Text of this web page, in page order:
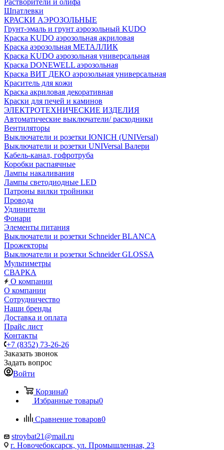
Растворители и олифа
Шпатлевки
КРАСКИ АЭРОЗОЛЬНЫЕ
Грунт-эмаль и грунт аэрозольный KUDO
Краска KUDO аэрозольная акриловая
Краска аэрозольная МЕТАЛЛИК
Краска KUDO аэрозольная универсальная
Краска DONEWELL аэрозольная
Краска ВИТ ДЕКО аэрозольная универсальная
Краситель для кожи
Краска акриловая декоративная
Краски для печей и каминов
ЭЛЕКТРОТЕХНИЧЕСКИЕ ИЗДЕЛИЯ
Автоматические выключатели/ расходники
Вентиляторы
Выключатели и розетки IONICH (UNIVersal)
Выключатели и розетки UNIVersal Валери
Кабель-канал, гофротруба
Коробки распаячные
Лампы накаливания
Лампы светодиодные LED
Патроны вилки тройники
Провода
Удлинители
Фонари
Элементы питания
Выключатели и розетки Schneider BLANCA
Прожекторы
Выключатели и розетки Schneider GLOSSA
Мультиметры
СВАРКА
О компании
О компании
Сотрудничество
Наши бренды
Доставка и оплата
Прайс лист
Контакты
+7 (8352) 73-26-26
Заказать звонок
Задать вопрос
Войти
Корзина0
Избранные товары0
Сравнение товаров0
stroybat21@mail.ru
г. Новочебоксарск, ул. Промышленная, 23